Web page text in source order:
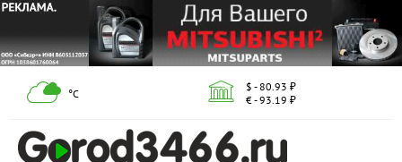
°С
$ - 80.93 ₽
€ - 93.19 ₽